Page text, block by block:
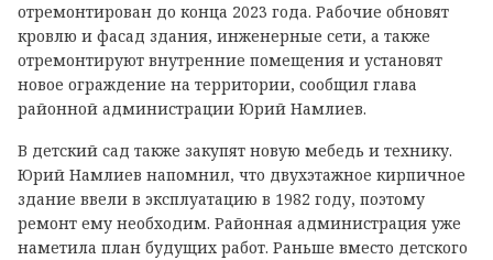
отремонтирован до конца 2023 года. Рабочие обновят
кровлю и фасад здания, инженерные сети, а также
отремонтируют внутренние помещения и установят
новое ограждение на территории, сообщил глава
районной администрации Юрий Намлиев.
В детский сад также закупят новую мебедь и технику.
Юрий Намлиев напомнил, что двухэтажное кирпичное
здание ввели в эксплуатацию в 1982 году, поэтому
ремонт ему необходим. Районная администрация уже
наметила план будущих работ. Раньше вместо детского